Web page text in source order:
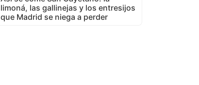
limoná, las gallinejas y los entresijos
que Madrid se niega a perder